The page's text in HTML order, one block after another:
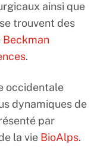
ainsi que
trouvent des
Beckman
.
occidentale
dynamiques de
par
la vie BioAlps.